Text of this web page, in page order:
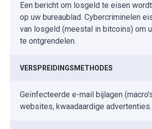
Een bericht om losgeld te eisen
op uw bureaublad. Cybercriminelen
van losgeld (meestal in bitcoins) om
te ontgrendelen.
VERSPREIDINGSMETHODES
Geïnfecteerde e-mail bijlagen
websites, kwaadaardige advertenties.